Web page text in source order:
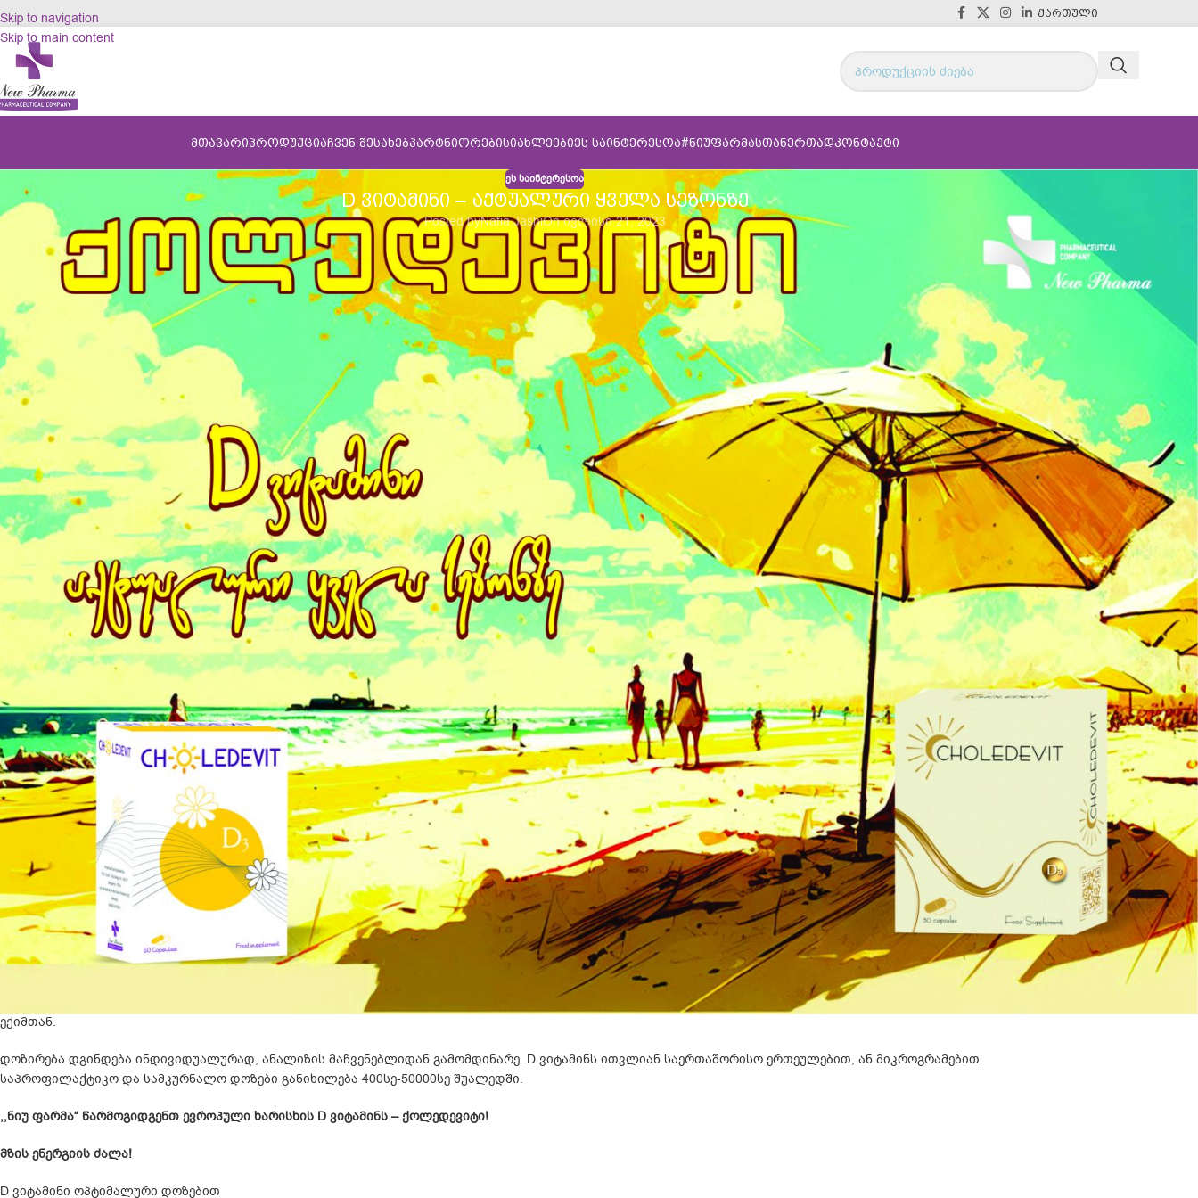
Skip to navigation
Skip to main content
ᲥᲐᲠᲗᲣᲚᲘ
ᲛᲗᲐᲕᲐᲠᲘᲞᲠᲝᲓᲣᲥᲪᲘᲐᲩᲕᲔᲜ ᲨᲔᲡᲐᲮᲔᲑᲞᲐᲠᲢᲜᲘᲝᲠᲔᲑᲘᲡᲘᲐᲮᲚᲔᲔᲑᲘᲔᲡ ᲡᲐᲘᲜᲢᲔᲠᲔᲡᲝᲐ#ᲜᲘᲣᲤᲐᲠᲛᲐᲡᲗᲐᲜᲔᲠᲗᲐᲓᲙᲝᲜᲢᲐᲥᲢᲘ
ᲔᲡ ᲡᲐᲘᲜᲢᲔᲠᲔᲡᲝᲐ
D ᲕᲘᲢᲐᲛᲘᲜᲘ – ᲐᲥᲢᲣᲐᲚᲣᲠᲘ ᲧᲕᲔᲚᲐ ᲡᲔᲖᲝᲜᲖᲔ
Posted byNatia JashiOn ივლისი 21, 2023
როგორ ფიქრობთ, ზაფხულში, მზეზე ყოფნისას D ვიტამინის საკმარის რაოდენობას იღებთ? ან შესაძლებელია დღიური რაციონით შეივსოთ D ვიტამინის მარაგი? კითხვაზე,
გვჭირდება თუ არა D ვიტამინის დანამატის სახით მიღება ზაფხულში, პასუხი არის – დიახ!
უპირველეს ყოვლისა, მოდით, განვიხილოთ, თუ რატომ არის D ვიტამინი მნიშვნელოვანი!
D ვიტამინი ერთ-ერთ მთავარ როლს თამაშობს კალციუმის ათვისებაში, რათა შევინარჩუნოთ ჯანსაღი ძვლები, თმა და კბილები, აჯანსაღებს იმუნურ სისტემას, რათა
დაიცვას სხეული ვირუსებისა და ბაქტერიებისგან. სწორედ ამიტომ, მნიშვნელოვანია D ვიტამინის დონის შენარჩუნება მთელი წლის განმავლობაში.
როგორ გავიგოთ, ვიღებთ თუ არა საკმარისი რაოდენობის D ვიტამინს?
თუ გაწუხებთ:
სახსრების და ძვლების ტკივილი, კუნთების კრამპი (კრუნჩხვა), ზრდაში შეფერხება, რაქიტი, ოსტეომალაცია, ყაბზობა, ღრძილების პრობლემები და სხვა…
საიდან და როგორ შეიძლება მივიღოთ D ვიტამინი?
D ვიტამინის წყაროებია:
მზისადმი ექსპოზიცია (NHS გაიდლაინებით ვარაუდობენ, რომ დაახლოებით 5-30 წუთი მზეზე, მზისგან დამცავი საშუალებების გარეშე, საკმარისია D ვიტამინის დღიური
დოზის მისაღებად, თუმცა ეს ზუსტი არ არის!);
D ვიტამინის შემცველი საკვების ჩართვა დღის რაციონში, როგორიცაა ზოგიერთი სახეობის ცხიმიანი თევზი (ორაგული, სარდინი, სკუმბრია და ა.შ.), ხორცი და
ხორცპროდუქტები, სოიო, კვერცხი, რძის პროდუქტები და სხვა. თუმცა, D ვიტამინის რაოდენობა ჩამოთვლილ პროდუქტებში განსხვავდება და ხშირად ძალიან მცირეა;
D ვიტამინი დანამატის სახით.
რატომ გვჭირდება D ვიტამინის მიღება ზაფხულში?
მიუხედავად იმისა, რომ შეიძლება ჩვენ დიდ დროს ვატარებდეთ მზეზე, ვიღებდეთ ჯანსაღ საკვებს, მაინც ძალიან მნიშვნელოვანია D ვიტამინის მიღება დანამატის სახით.
ყველაზე ცხელ ზაფხულშიც კი, ზოგიერთ ჩვენგანს აკლია ,,მზის ვიტამინი“.
არსებობს რამდენიმე მიზეზი, რის გამოც რეკომენდებულია D ვიტამინის მიღება დანამატის სახით, მზიანი ამინდის მიუხედავად:
მზისგან დაცვა– SPF ფაქტობრივად აჩერებს თქვენს ორგანიზმში D ვიტამინის გამომუშავებას (თუმცა, აუცილებელია კანის ონკოლოგიური დაავადებების თავიდან
ასაცილებლად);
მზისადმი არასაკმარისი ექსპოზიცია– თუ გაცვიათ გრძელმკლავიანი სამოსი, დიდ დროს ატარებთ შენობაში, თქვენი სხეული არ მიიღებს მზის პირდაპირ სხივს და
შესაბამისად, არ გამოიმუშავებს საკმარისი რაოდენობით D ვიტამინს;
– თუ თქვენ გაქვთ მუქი კანი, პიგმენტი მელანინი აფერხებს D ვიტამინის სინთეზს.
უნდა მივიღოთ D ვიტამინის დანამატი მთელი წლის განმავლობაში?
კვლევებით დასტურდება, რომ საქართველოს მოსახლეობის უმრავლესობა განიცდის D ვიტამინის დეფიციტს, როგორც ზამთრის თვეებში, ასევე ზაფხულში. ზემოხსენებული
მრავალი ბარიერის გამო, აუცილებელია D ვიტამინის მიღება დანამატის სახით.
სისხლში D ვიტამინის კონცენტრაციის განსაზღვრა ლაბორატორიული კვლევით ხდება. დეფიციტის აღმოჩენის შემთხვევაში, აუცილებელია კონსულტაცია მკურნალ
ექიმთან.
დოზირება დგინდება ინდივიდუალურად, ანალიზის მაჩვენებლიდან გამომდინარე. D ვიტამინს ითვლიან საერთაშორისო ერთეულებით, ან მიკროგრამებით.
საპროფილაქტიკო და სამკურნალო დოზები განიხილება 400სე-50000სე შუალედში.
,,ნიუ ფარმა“ წარმოგიდგენთ ევროპული ხარისხის D ვიტამინს – ქოლედევიტი!
მზის ენერგიის ძალა!
D ვიტამინი ოპტიმალური დოზებით